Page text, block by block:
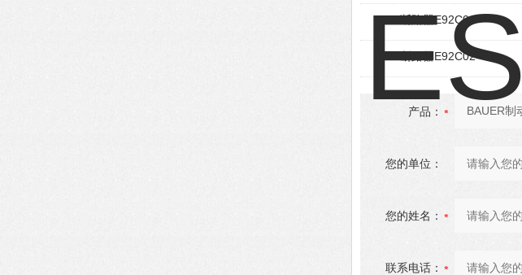
AEG断路器E92C04
AEG断路器E92C02
产品：
您的单位：
您的姓名：
联系电话：